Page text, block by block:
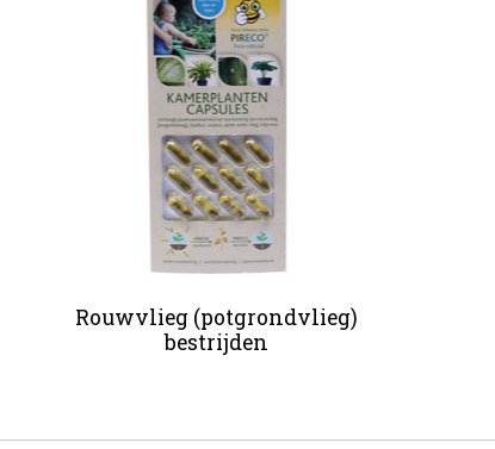
Rouwvlieg (potgrondvlieg)
bestrijden